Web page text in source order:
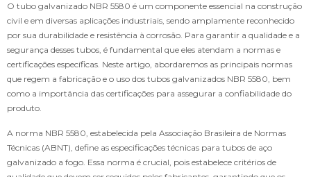
O tubo galvanizado NBR 5580 é um componente essencial na construção
civil e em diversas aplicações industriais, sendo amplamente reconhecido
por sua durabilidade e resistência à corrosão. Para garantir a qualidade e a
segurança desses tubos, é fundamental que eles atendam a normas e
certificações específicas. Neste artigo, abordaremos as principais normas
que regem a fabricação e o uso dos tubos galvanizados NBR 5580, bem
como a importância das certificações para assegurar a confiabilidade do
produto.
A norma NBR 5580, estabelecida pela Associação Brasileira de Normas
Técnicas (ABNT), define as especificações técnicas para tubos de aço
galvanizado a fogo. Essa norma é crucial, pois estabelece critérios de